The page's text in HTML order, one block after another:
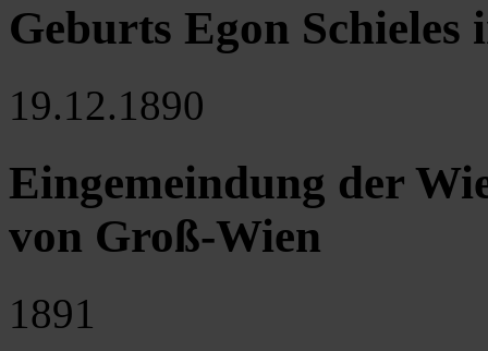
Geburts Egon Schieles
19.12.1890
Eingemeindung der
von Groß-Wien
1891